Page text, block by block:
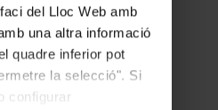
del Lloc Web amb
una altra informació
quadre inferior pot
la selecció". Si
configurar